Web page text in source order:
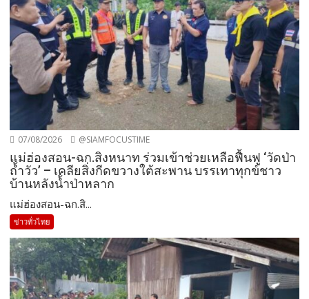
07/08/2026 @SIAMFOCUSTIME
แม่ฮ่องสอน-ฉก.สิงหนาท ร่วมเข้าช่วยเหลือฟื้นฟู ‘วัดป่า
ถ้ำวัว’ – เคลียสิ่งกีดขวางใต้สะพาน บรรเทาทุกข์ชาว
บ้านหลังน้ำป่าหลาก
แม่ฮ่องสอน-ฉก.สิ...
ข่าวทั่วไทย